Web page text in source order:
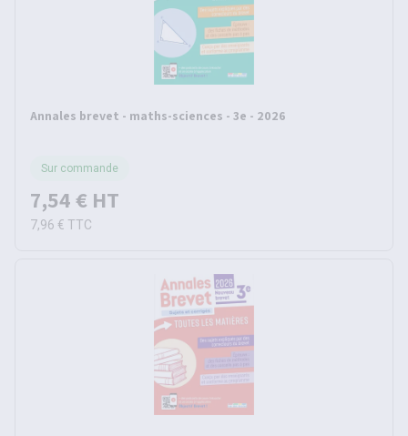
Annales brevet - maths-sciences - 3e - 2026
Sur commande
7,54 € HT
7,96 € TTC